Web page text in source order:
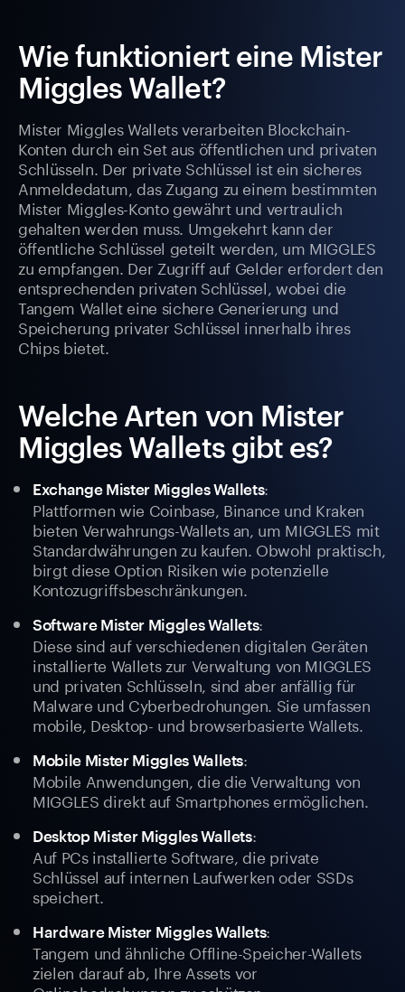
Wie funktioniert eine Mister
Miggles Wallet?
Mister Miggles Wallets verarbeiten Blockchain-
Konten durch ein Set aus öffentlichen und privaten
Schlüsseln. Der private Schlüssel ist ein sicheres
Anmeldedatum, das Zugang zu einem bestimmten
Mister Miggles-Konto gewährt und vertraulich
gehalten werden muss. Umgekehrt kann der
öffentliche Schlüssel geteilt werden, um MIGGLES
zu empfangen. Der Zugriff auf Gelder erfordert den
entsprechenden privaten Schlüssel, wobei die
Tangem Wallet eine sichere Generierung und
Speicherung privater Schlüssel innerhalb ihres
Chips bietet.
Welche Arten von Mister
Miggles Wallets gibt es?
Exchange Mister Miggles Wallets:
Plattformen wie Coinbase, Binance und Kraken
bieten Verwahrungs-Wallets an, um MIGGLES mit
Standardwährungen zu kaufen. Obwohl praktisch,
birgt diese Option Risiken wie potenzielle
Kontozugriffsbeschränkungen.
Software Mister Miggles Wallets:
Diese sind auf verschiedenen digitalen Geräten
installierte Wallets zur Verwaltung von MIGGLES
und privaten Schlüsseln, sind aber anfällig für
Malware und Cyberbedrohungen. Sie umfassen
mobile, Desktop- und browserbasierte Wallets.
Mobile Mister Miggles Wallets:
Mobile Anwendungen, die die Verwaltung von
MIGGLES direkt auf Smartphones ermöglichen.
Desktop Mister Miggles Wallets:
Auf PCs installierte Software, die private
Schlüssel auf internen Laufwerken oder SSDs
speichert.
Hardware Mister Miggles Wallets:
Tangem und ähnliche Offline-Speicher-Wallets
zielen darauf ab, Ihre Assets vor